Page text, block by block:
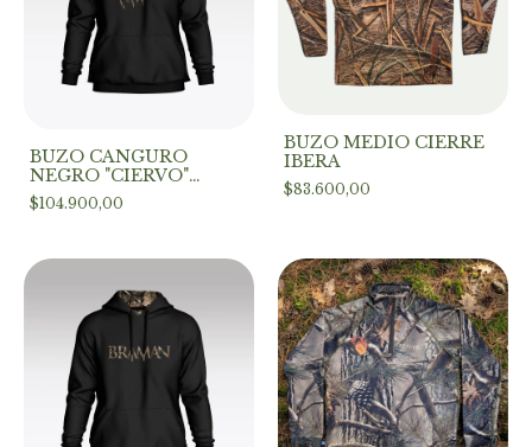
BUZO CANGURO
NEGRO "CIERVO"
(BORDADO CON
APLIQUE)
$104.900,00
BUZO MEDIO CIERRE
IBERA
$83.600,00